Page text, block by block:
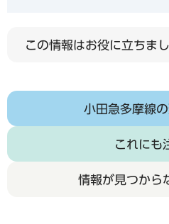
この情報はお役に立ちま
小田急多摩線
これにも
情報が見つから